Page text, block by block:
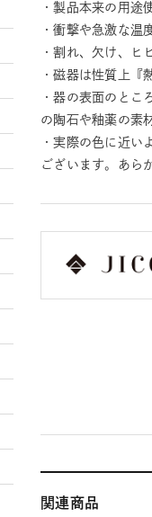
・製品本来の用途
・衝撃や急激な温
・割れ、欠け、ヒ
・磁器は性質上『
・器の表面のとこ
の陶石や釉薬の素
・実際の色に近い
ございます。あら
関連商品